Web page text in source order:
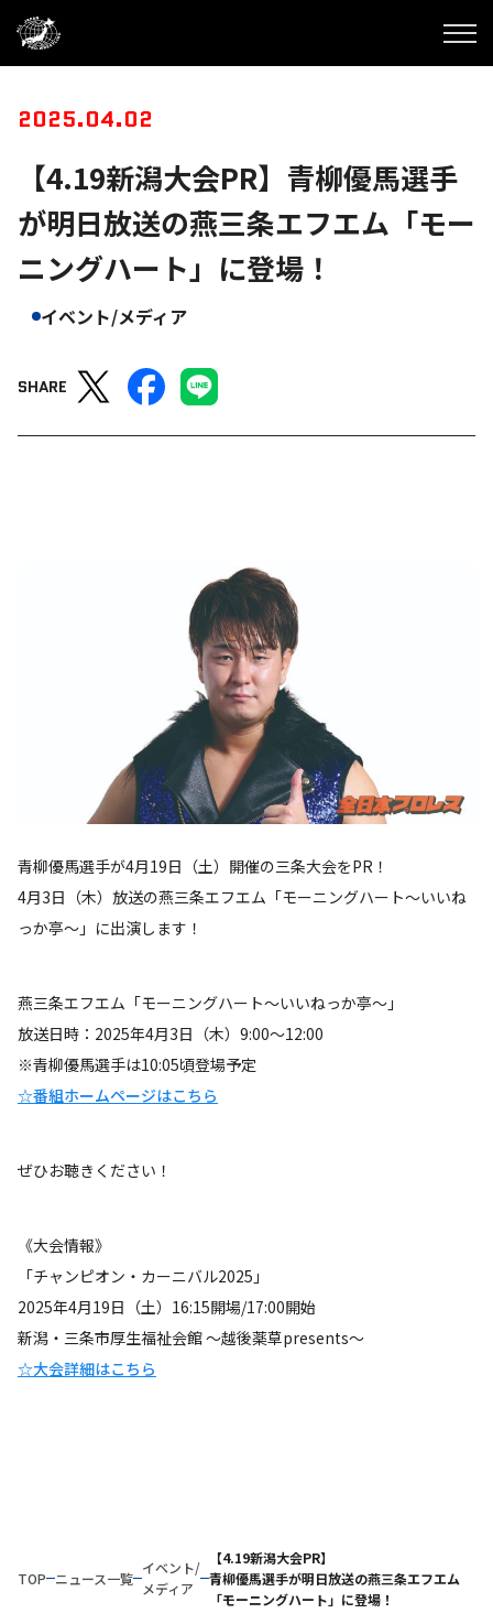
2025.04.02
【4.19新潟大会PR】青柳優馬選手
が明日放送の燕三条エフエム「モー
ニングハート」に登場！
イベント/メディア
SHARE
青柳優馬選手が4月19日（土）開催の三条大会をPR！
4月3日（木）放送の燕三条エフエム「モーニングハート～いいね
っか亭～」に出演します！
燕三条エフエム「モーニングハート～いいねっか亭～」
放送日時：2025年4月3日（木）9:00～12:00
※青柳優馬選手は10:05頃登場予定
☆番組ホームページはこちら
ぜひお聴きください！
《大会情報》
「チャンピオン・カーニバル2025」
2025年4月19日（土）16:15開場/17:00開始
新潟・三条市厚生福祉会館 ～越後薬草presents～
☆大会詳細はこちら
TOP ニュース一覧
イベント/
メディア
【4.19新潟大会PR】
青柳優馬選手が明日放送の燕三条エフエム
「モーニングハート」に登場！